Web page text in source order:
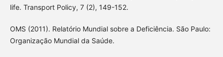
life. Transport Policy, 7 (2), 149-152.
OMS (2011). Relatório Mundial sobre a Deficiência. São Paulo:
Organização Mundial da Saúde.